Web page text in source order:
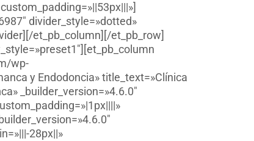
divider_style=»dotted»
et_pb_column][/et_pb_row]
wp-
y Endodoncia» title_text=»Clínica
_builder_version=»4.6.0″
28px||»